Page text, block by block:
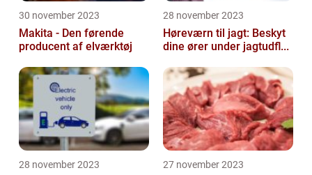
30 november 2023
Makita - Den førende
producent af elværktøj
28 november 2023
Høreværn til jagt: Beskyt
dine ører under jagtudfl...
28 november 2023 27 november 2023